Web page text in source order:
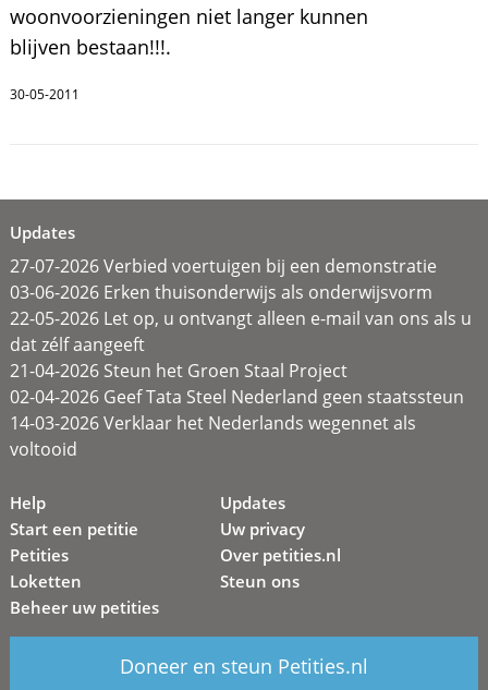
woonvoorzieningen niet langer kunnen
blijven bestaan!!!.
30-05-2011
Updates
27-07-2026 Verbied voertuigen bij een demonstratie
03-06-2026 Erken thuisonderwijs als onderwijsvorm
22-05-2026 Let op, u ontvangt alleen e-mail van ons als u
dat zélf aangeeft
21-04-2026 Steun het Groen Staal Project
02-04-2026 Geef Tata Steel Nederland geen staatssteun
14-03-2026 Verklaar het Nederlands wegennet als
voltooid
Help
Start een petitie
Petities
Loketten
Beheer uw petities
Updates
Uw privacy
Over petities.nl
Steun ons
Doneer en steun Petities.nl